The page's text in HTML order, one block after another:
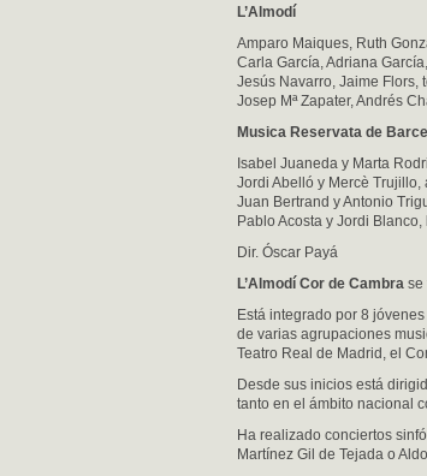
L’Almodí
Amparo Maiques, Ruth
Carla García, Adriana
Jesús Navarro, Jaime Flors,
Josep Mª Zapater, Andrés
Musica Reservata de
Isabel Juaneda y Marta
Jordi Abelló y Mercè Trujillo,
Juan Bertrand y Antonio
Pablo Acosta y Jordi Blanco,
Dir. Óscar Payá
L’Almodí Cor de Cambra se
Está integrado por 8
de varias agrupaciones
Teatro Real de Madrid, el
Desde sus inicios está
tanto en el ámbito nacional
Ha realizado conciertos
Martínez Gil de Tejada o